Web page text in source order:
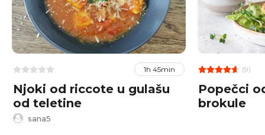
1h 45min
Njoki od riccote u gulašu
od teletine
sana5
(9)
Popečci
brokule